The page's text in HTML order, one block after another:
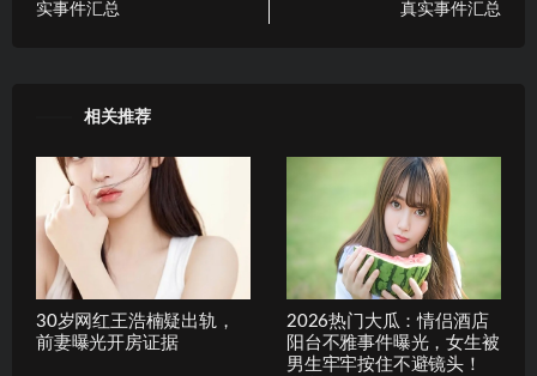
实事件汇总
真实事件汇总
相关推荐
30岁网红王浩楠疑出轨，
前妻曝光开房证据
2026热门大瓜：情侣酒店
阳台不雅事件曝光，女生被
男生牢牢按住不避镜头！